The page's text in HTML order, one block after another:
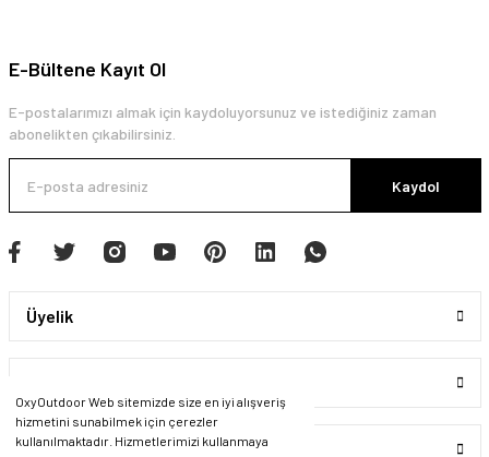
OxyOutdoor Web sitemizde size en iyi alışveriş
hizmetini sunabilmek için çerezler
kullanılmaktadır. Hizmetlerimizi kullanmaya
E-Bültene Kayıt Ol
E-postalarımızı almak için kaydoluyorsunuz ve istediğiniz zaman
abonelikten çıkabilirsiniz.
Kaydol
Üyelik
Alışveriş